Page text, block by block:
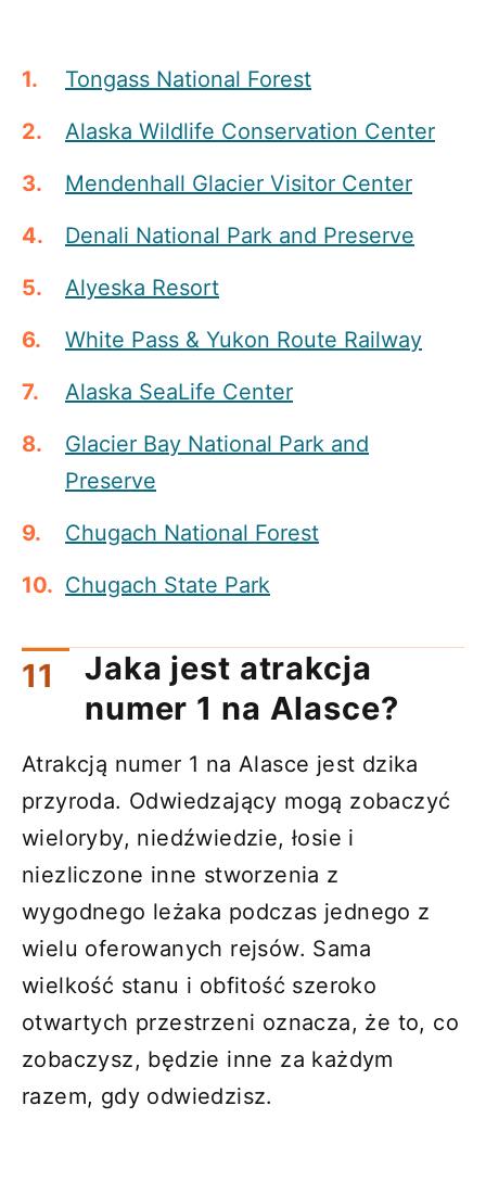
Tongass National Forest
Alaska Wildlife Conservation Center
Mendenhall Glacier Visitor Center
Denali National Park and Preserve
Alyeska Resort
White Pass & Yukon Route Railway
Alaska SeaLife Center
Glacier Bay National Park and
Preserve
Chugach National Forest
Chugach State Park
Jaka jest atrakcja
numer 1 na Alasce?
Atrakcją numer 1 na Alasce jest dzika
przyroda. Odwiedzający mogą zobaczyć
wieloryby, niedźwiedzie, łosie i
niezliczone inne stworzenia z
wygodnego leżaka podczas jednego z
wielu oferowanych rejsów. Sama
wielkość stanu i obfitość szeroko
otwartych przestrzeni oznacza, że ​​to, co
zobaczysz, będzie inne za każdym
razem, gdy odwiedzisz.